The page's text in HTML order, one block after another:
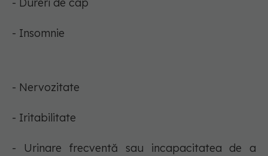
- Dureri de cap
- Insomnie
- Nervozitate
- Iritabilitate
- Urinare frecventă sau incapacitatea de a